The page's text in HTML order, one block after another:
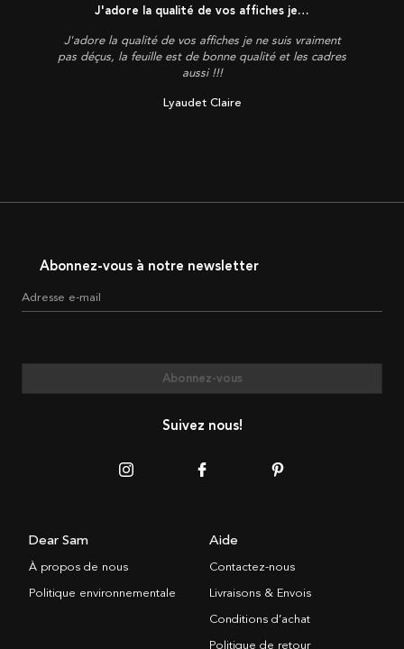
J'adore la qualité de vos affiches je…
J'adore la qualité de vos affiches je ne suis vraiment
pas déçus, la feuille est de bonne qualité et les cadres
aussi !!!
Lyaudet Claire
Abonnez-vous à notre newsletter
Adresse e-mail
Abonnez-vous
Suivez nous!
Dear Sam
À propos de nous
Politique environnementale
Aide
Contactez-nous
Livraisons & Envois
Conditions d’achat
Politique de retour